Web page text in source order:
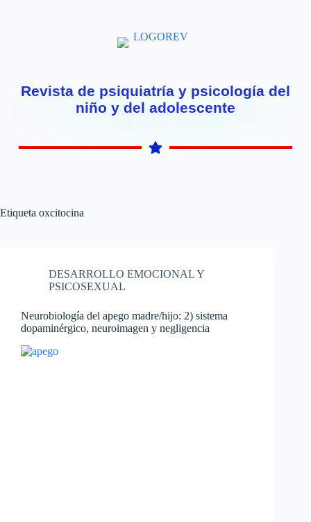
Revista de psiquiatría y psicología del
niño y del adolescente
Etiqueta oxcitocina
DESARROLLO EMOCIONAL Y
PSICOSEXUAL
Neurobiología del apego madre/hijo: 2) sistema
dopaminérgico, neuroimagen y negligencia